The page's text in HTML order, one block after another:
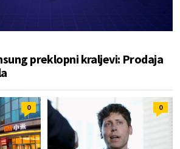
preklopni kraljevi: Prodaja
0 0